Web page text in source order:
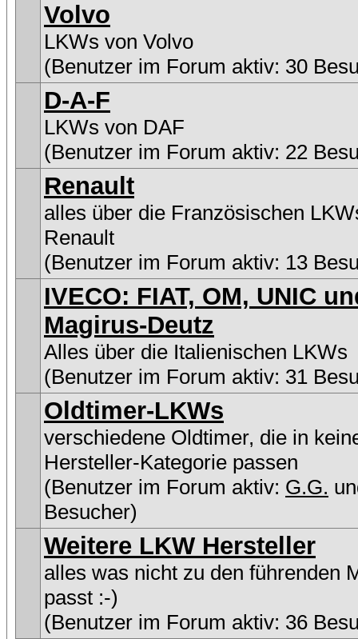
Volvo
LKWs von Volvo
(Benutzer im Forum aktiv: 30
D-A-F
LKWs von DAF
(Benutzer im Forum aktiv: 22
Renault
alles über die Französischen
Renault
(Benutzer im Forum aktiv: 13
IVECO: FIAT, OM, UNIC
Magirus-Deutz
Alles über die Italienischen LKWs
(Benutzer im Forum aktiv: 31
Oldtimer-LKWs
verschiedene Oldtimer, die in
Hersteller-Kategorie passen
(Benutzer im Forum aktiv: G.G.
Besucher)
Weitere LKW Hersteller
alles was nicht zu den führenden
passt :-)
(Benutzer im Forum aktiv: 36